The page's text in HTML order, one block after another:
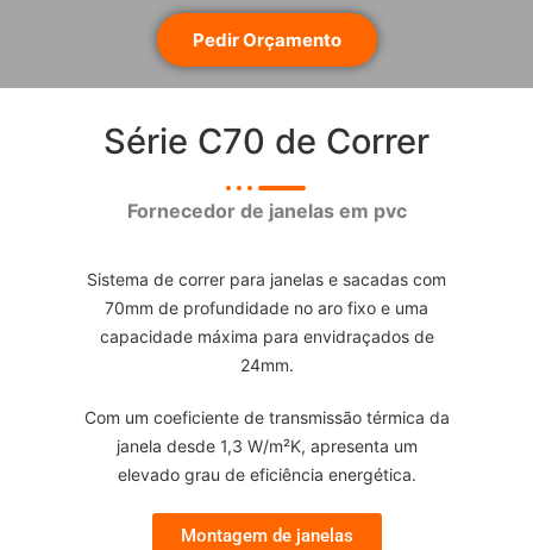
Pedir Orçamento
Série C70 de Correr
Fornecedor de janelas em pvc
Sistema de correr para janelas e sacadas com
70mm de profundidade no aro fixo e uma
capacidade máxima para envidraçados de
24mm.
Com um coeficiente de transmissão térmica da
janela desde 1,3 W/m²K, apresenta um
elevado grau de eficiência energética.
Montagem de janelas